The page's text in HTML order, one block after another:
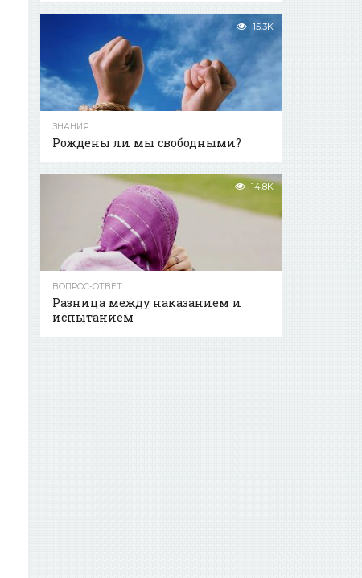
15.3K
ЗНАНИЯ
Рождены ли мы свободными?
14.8K
ВОПРОС-ОТВЕТ
Разница между наказанием и
испытанием